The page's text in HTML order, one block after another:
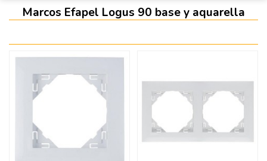
Marcos Efapel Logus 90 base y aquarella